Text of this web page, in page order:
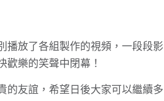
播放了各組製作的視頻，一段段影
歡樂的笑聲中閉幕️！
的友誼，希望日後大家可以繼續多